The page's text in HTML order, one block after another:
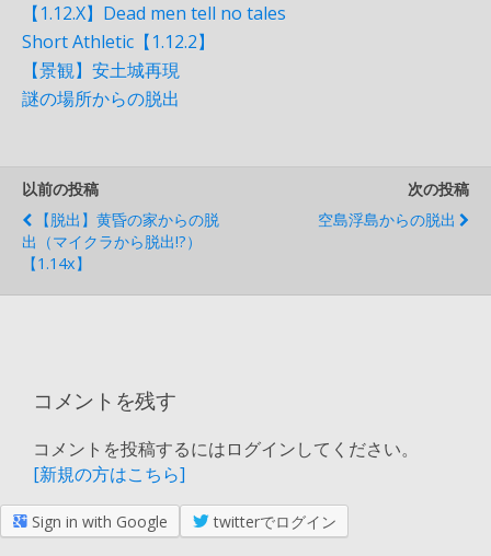
【1.12.X】Dead men tell no tales
Short Athletic【1.12.2】
【景観】安土城再現
謎の場所からの脱出
以前の投稿
【脱出】黄昏の家からの脱
出（マイクラから脱出!?）
【1.14x】
次の投稿
空島浮島からの脱出
コメントを残す
コメントを投稿するにはログインしてください。
[新規の方はこちら]
Sign in with Google twitterでログイン